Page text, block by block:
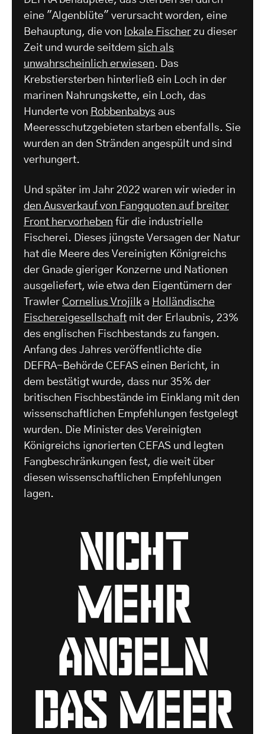
eine "Algenblüte" verursacht worden, eine
Behauptung, die von lokale Fischer zu dieser
Zeit und wurde seitdem sich als
unwahrscheinlich erwiesen. Das
Krebstiersterben hinterließ ein Loch in der
marinen Nahrungskette, ein Loch, das
Hunderte von Robbenbabys aus
Meeresschutzgebieten starben ebenfalls. Sie
wurden an den Stränden angespült und sind
verhungert.
Und später im Jahr 2022 waren wir wieder in
den Ausverkauf von Fangquoten auf breiter
Front hervorheben für die industrielle
Fischerei. Dieses jüngste Versagen der Natur
hat die Meere des Vereinigten Königreichs
der Gnade gieriger Konzerne und Nationen
ausgeliefert, wie etwa den Eigentümern der
Trawler Cornelius Vrojilk a Holländische
Fischereigesellschaft mit der Erlaubnis, 23%
des englischen Fischbestands zu fangen.
Anfang des Jahres veröffentlichte die
DEFRA-Behörde CEFAS einen Bericht, in
dem bestätigt wurde, dass nur 35% der
britischen Fischbestände im Einklang mit den
wissenschaftlichen Empfehlungen festgelegt
wurden. Die Minister des Vereinigten
Königreichs ignorierten CEFAS und legten
Fangbeschränkungen fest, die weit über
diesen wissenschaftlichen Empfehlungen
lagen.
nicht
mehr
angeln
das Meer